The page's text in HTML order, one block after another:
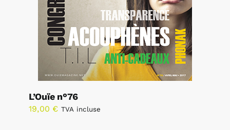
L’Ouïe n°76
19,00 € TVA incluse